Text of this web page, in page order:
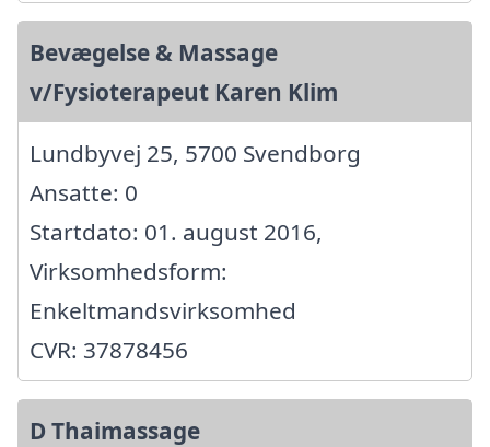
Bevægelse & Massage
v/Fysioterapeut Karen Klim
Lundbyvej 25, 5700 Svendborg
Ansatte: 0
Startdato: 01. august 2016,
Virksomhedsform:
Enkeltmandsvirksomhed
CVR: 37878456
D Thaimassage